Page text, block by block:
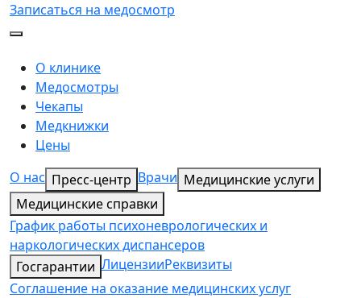
Записаться на медосмотр
О клинике
Медосмотры
Чекапы
Медкнижки
Цены
О нас Пресс-центр Врачи Медицинские услуги
Медицинские справки
График работы психоневрологических и
наркологических диспансеров
Госгарантии ЛицензииРеквизиты
Соглашение на оказание медицинских услуг